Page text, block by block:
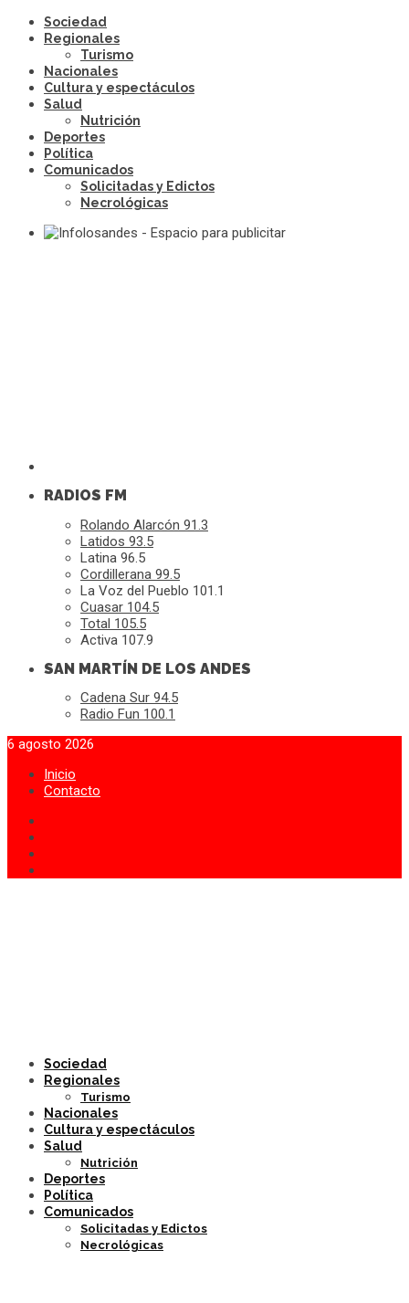
Sociedad
Regionales
Turismo
Nacionales
Cultura y espectáculos
Salud
Nutrición
Deportes
Política
Comunicados
Solicitadas y Edictos
Necrológicas
RADIOS FM
Rolando Alarcón 91.3
Latidos 93.5
Latina 96.5
Cordillerana 99.5
La Voz del Pueblo 101.1
Cuasar 104.5
Total 105.5
Activa 107.9
SAN MARTÍN DE LOS ANDES
Cadena Sur 94.5
Radio Fun 100.1
6 agosto 2026
Inicio
Contacto
Sociedad
Regionales
Turismo
Nacionales
Cultura y espectáculos
Salud
Nutrición
Deportes
Política
Comunicados
Solicitadas y Edictos
Necrológicas